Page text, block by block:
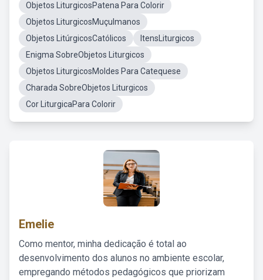
Objetos LiturgicosPatena Para Colorir
Objetos LiturgicosMuçulmanos
Objetos LitúrgicosCatólicos
ItensLiturgicos
Enigma SobreObjetos Liturgicos
Objetos LiturgicosMoldes Para Catequese
Charada SobreObjetos Liturgicos
Cor LiturgicaPara Colorir
Emelie
Como mentor, minha dedicação é total ao
desenvolvimento dos alunos no ambiente escolar,
empregando métodos pedagógicos que priorizam